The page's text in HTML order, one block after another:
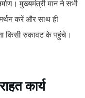
मुख्यमंत्री मान ने सभी
करें और साथ ही
किसी रुकावट के पहुंचे।
कार्य